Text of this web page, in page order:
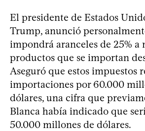
El presidente de Estados
Trump, anunció
impondrá aranceles de 25% a
productos que se importan
Aseguró que estos impuestos
importaciones por 60.000
dólares, una cifra que
Blanca había indicado que
50.000 millones de dólares.